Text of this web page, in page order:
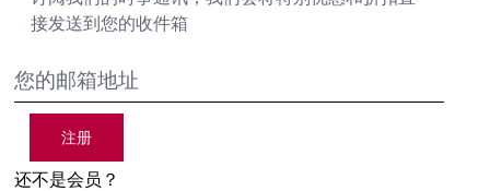
接发送到您的收件箱
注册
还不是会员？